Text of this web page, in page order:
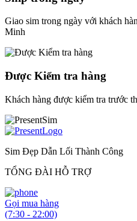
Giao sim trong ngày với khách
Minh
Được Kiểm tra hàng
Khách hàng được kiểm tra trước
Sim Đẹp Dẫn Lối Thành Công
TỔNG ĐÀI HỖ TRỢ
Gọi mua hàng
(7:30 - 22:00)